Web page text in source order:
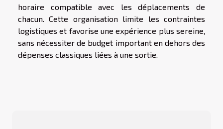
horaire compatible avec les déplacements de
chacun. Cette organisation limite les contraintes
logistiques et favorise une expérience plus sereine,
sans nécessiter de budget important en dehors des
dépenses classiques liées à une sortie.